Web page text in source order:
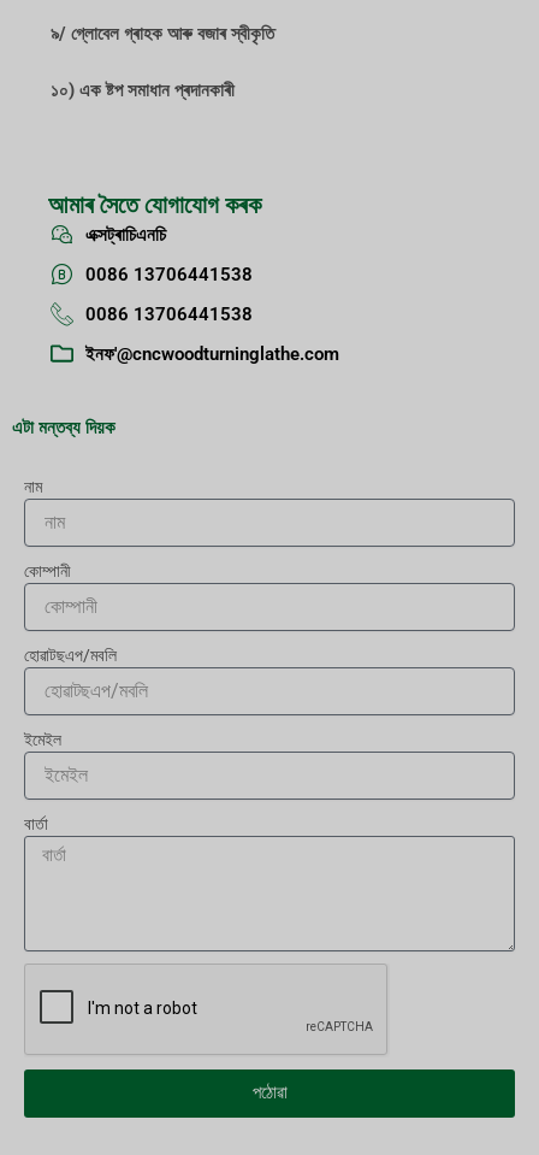
৯/ গ্লোবেল গ্ৰাহক আৰু বজাৰ স্বীকৃতি
১০) এক ষ্টপ সমাধান প্ৰদানকাৰী
আমাৰ সৈতে যোগাযোগ কৰক
এক্সট্ৰাচিএনচি
0086 13706441538
0086 13706441538
ইনফ'@cncwoodturninglathe.com
এটা মন্তব্য দিয়ক
নাম
কোম্পানী
হোৱাটছএপ/মবলি
ইমেইল
বাৰ্তা
পঠোৱা